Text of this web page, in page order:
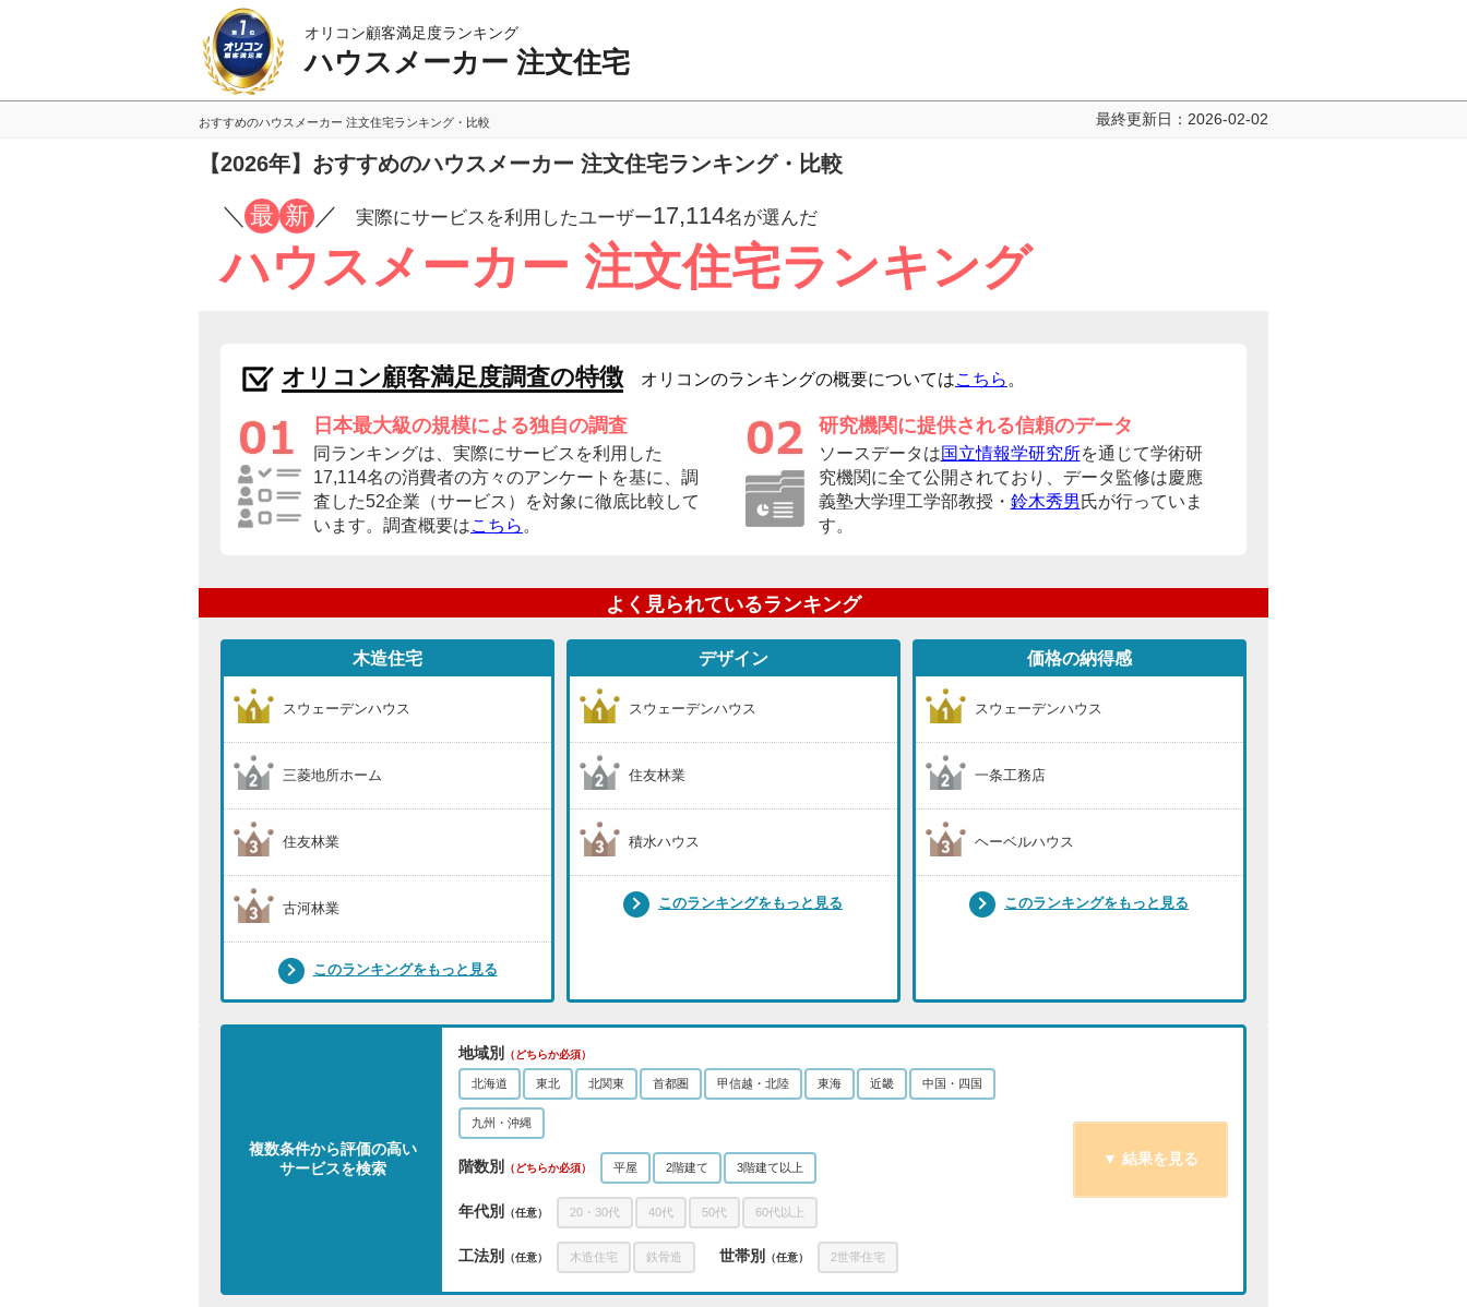
オリコン顧客満足度ランキング
ハウスメーカー 注文住宅
最終更新日： 2026-02-02
おすすめのハウスメーカー 注文住宅ランキング・比較
【2026年】おすすめのハウスメーカー 注文住宅ランキング・比較
／ 最 新 ／ 実際にサービスを利用したユーザー17,114名が選んだ
ハウスメーカー 注文住宅ランキング
オリコン顧客満足度調査の特徴 オリコンのランキングの概要についてはこちら 。
日本最大級の規模による独自の調査
同ランキングは、実際にサービスを利用した
17,114名の消費者の方々のアンケートを基に、調
査した52企業（サービス）を対象に徹底比較して
います。調査概要はこちら 。
研究機関に提供される信頼のデータ
ソースデータは国立情報学研究所を通じて学術研
究機関に全て公開されており、データ監修は慶應
義塾大学理工学部教授・ 鈴木秀男 氏が行っていま
す。
よく見られているランキング
木造住宅
スウェーデンハウス
三菱地所ホーム
住友林業
古河林業
このランキングをもっと見る
デザイン
スウェーデンハウス
住友林業
積水ハウス
このランキングをもっと見る
価格の納得感
スウェーデンハウス
一条工務店
ヘーベルハウス
このランキングをもっと見る
複数条件から評価の高い
サービスを検索
地域別 （どちらか必須）
北海道 東北 北関東 首都圏 甲信越・北陸 東海 近畿 中国・四国
九州・沖縄
階数別 （どちらか必須） 平屋 2階建て 3階建て以上
年代別 （任意） 20・30代 40代 50代 60代以上
工法別 （任意） 木造住宅 鉄骨造 世帯別 （任意） 2世帯住宅